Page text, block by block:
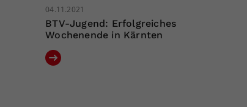
04.11.2021
BTV-Jugend: Erfolgreiches
Wochenende in Kärnten